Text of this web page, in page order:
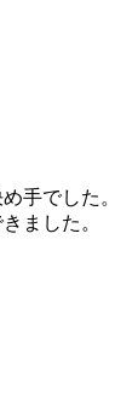
手でした。
ました。